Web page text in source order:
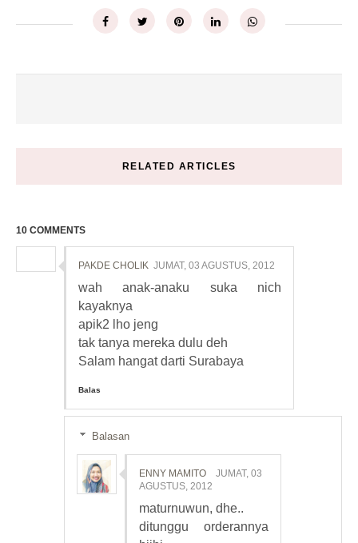
RELATED ARTICLES
10 COMMENTS
PAKDE CHOLIK JUMAT, 03 AGUSTUS, 2012
wah anak-anaku suka nich
kayaknya
apik2 lho jeng
tak tanya mereka dulu deh
Salam hangat darti Surabaya
Balas
Balasan
ENNY MAMITO
JUMAT, 03
AGUSTUS, 2012
maturnuwun, dhe..
ditunggu orderannya